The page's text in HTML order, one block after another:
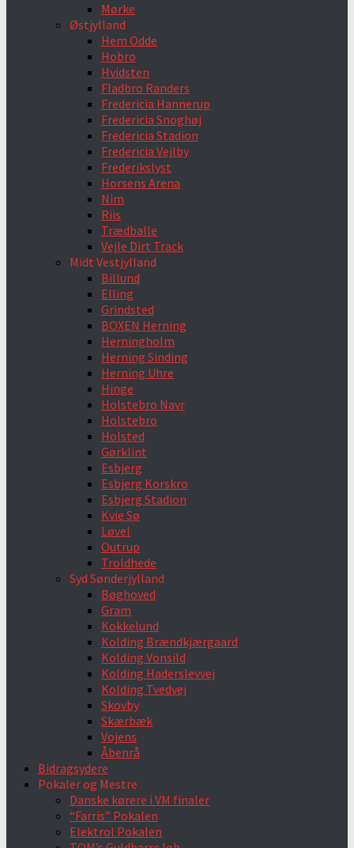
Mørke
Østjylland
Hem Odde
Hobro
Hvidsten
Fladbro Randers
Fredericia Hannerup
Fredericia Snoghøj
Fredericia Stadion
Fredericia Vejlby
Frederikslyst
Horsens Arena
Nim
Riis
Trædballe
Vejle Dirt Track
Midt Vestjylland
Billund
Elling
Grindsted
BOXEN Herning
Herningholm
Herning Sinding
Herning Uhre
Hinge
Holstebro Navr
Holstebro
Holsted
Gørklint
Esbjerg
Esbjerg Korskro
Esbjerg Stadion
Kvie Sø
Løvel
Outrup
Troldhede
Syd Sønderjylland
Bøghoved
Gram
Kokkelund
Kolding Brændkjærgaard
Kolding Vonsild
Kolding Haderslevvej
Kolding Tvedvej
Skovby
Skærbæk
Vojens
Åbenrå
Bidragsydere
Pokaler og Mestre
Danske kørere i VM finaler
“Farris” Pokalen
Elektrol Pokalen